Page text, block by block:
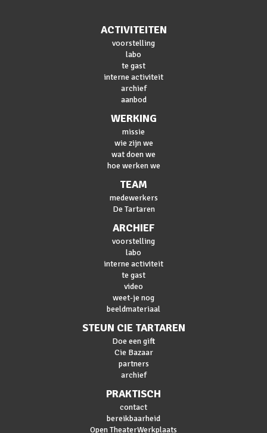
ACTIVITEITEN
voorstelling
labo
te gast
interne activiteit
archief
aanbod
WERKING
missie
wie zijn we
wat doen we
hoe werken we
TEAM
medewerkers
De Tartaren
ARCHIEF
voorstelling
labo
interne activiteit
te gast
video
weet-je nog
beeldmateriaal
STEUN CIE TARTAREN
Doe een gift
Cie Bazaar
partners
archief
PRAKTISCH
contact
bereikbaarheid
Open TheaterWerkplaats